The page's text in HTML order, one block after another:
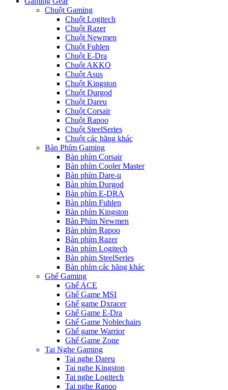
Chuột Gaming
Chuột Logitech
Chuột Razer
Chuột Newmen
Chuột Fuhlen
Chuột E-Dra
Chuột AKKO
Chuột Asus
Chuột Kingston
Chuột Durgod
Chuột Dareu
Chuột Corsair
Chuột Rapoo
Chuột SteelSeries
Chuột các hãng khác
Bàn Phím Gaming
Bàn phím Corsair
Bàn phím Cooler Master
Bàn phím Dare-u
Bàn phím Durgod
Bàn phím E-DRA
Bàn phím Fuhlen
Bàn phím Kingston
Bàn Phím Newmen
Bàn phím Rapoo
Bàn phím Razer
Bàn phím Logitech
Bàn phím SteelSeries
Bàn phím các hãng khác
Ghế Gaming
Ghế ACE
Ghế Game MSI
Ghế game Dxracer
Ghế Game E-Dra
Ghế Game Noblechairs
Ghế game Warrior
Ghế Game Zone
Tai Nghe Gaming
Tai nghe Dareu
Tai nghe Kingston
Tai nghe Logitech
Tai nghe Rapoo